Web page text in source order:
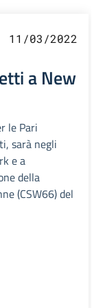
11/03/2022
a New
le Pari
sarà negli
e a
della
(CSW66) del